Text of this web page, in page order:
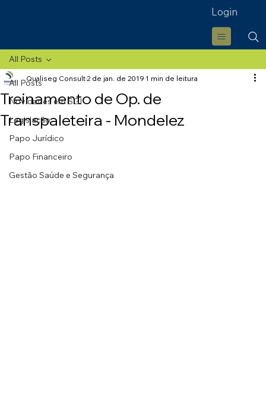
Login
All Posts
Novidades em SGI
Legislação
Papo Jurídico
Papo Financeiro
Gestão Saúde e Segurança
All Posts
Treinamento de Op. de
Transpaleteira - Mondelez
Qualiseg Consult2 de jan. de 2019 1 min de leitura